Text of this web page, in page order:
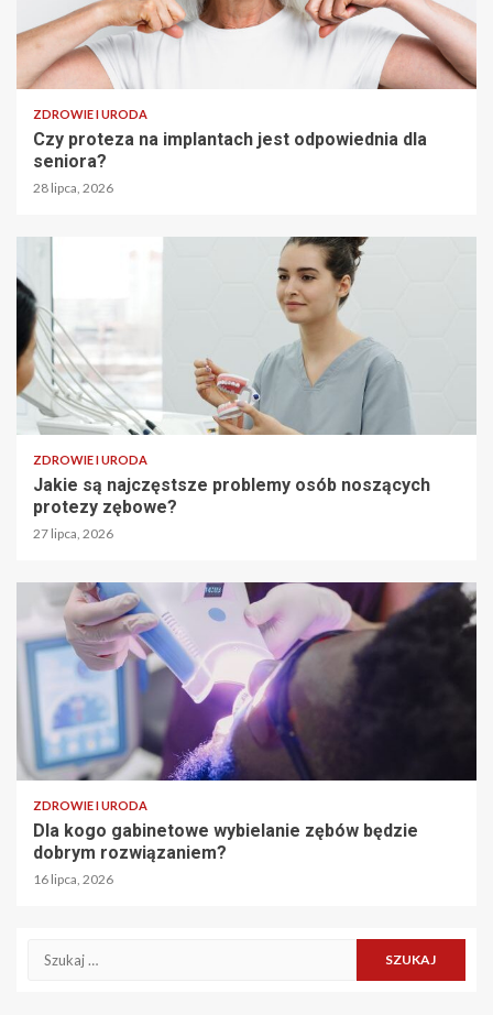
ZDROWIE I URODA
Czy proteza na implantach jest odpowiednia dla
seniora?
28 lipca, 2026
ZDROWIE I URODA
Jakie są najczęstsze problemy osób noszących
protezy zębowe?
27 lipca, 2026
ZDROWIE I URODA
Dla kogo gabinetowe wybielanie zębów będzie
dobrym rozwiązaniem?
16 lipca, 2026
Szukaj: